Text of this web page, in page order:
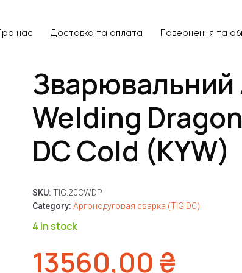
Про нас Доставка та оплата Повернення та
Зварювальний
Welding
DC Cold (KYW)
SKU: TIG.20CWDP
Category: Аргонодуговая сварка (TIG DC)
4 in stock
13560,00 ₴